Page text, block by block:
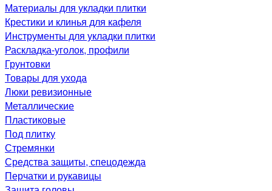
Материалы для укладки плитки
Крестики и клинья для кафеля
Инструменты для укладки плитки
Раскладка-уголок, профили
Грунтовки
Товары для ухода
Люки ревизионные
Металлические
Пластиковые
Под плитку
Стремянки
Средства защиты, спецодежда
Перчатки и рукавицы